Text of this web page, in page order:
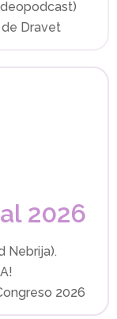
Dravet
2026
Nebrija).
2026